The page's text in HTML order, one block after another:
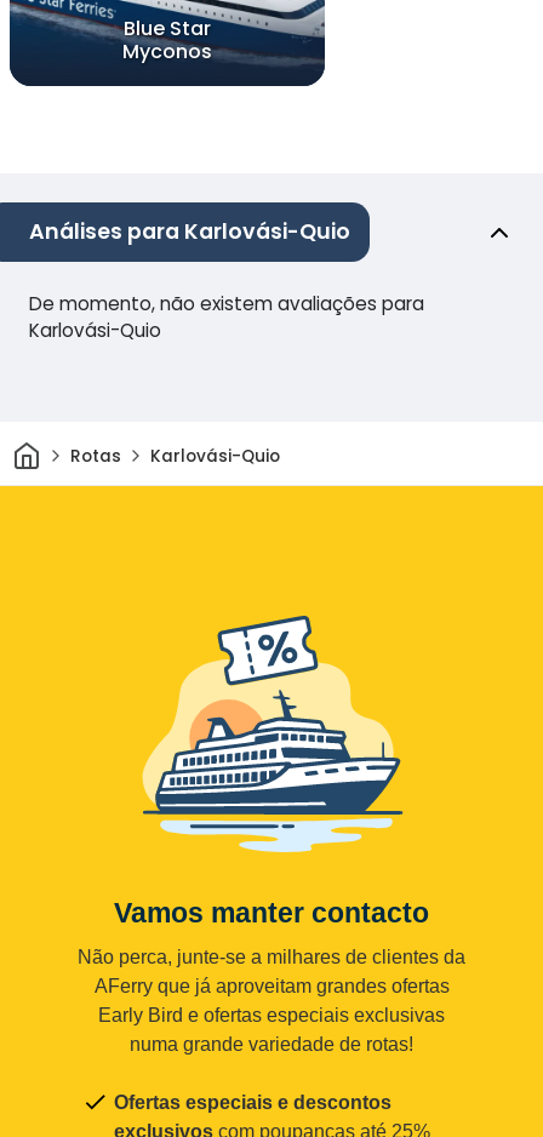
Blue Star
Myconos
Análises para Karlovási-Quio
De momento, não existem avaliações para
Karlovási-Quio
CasaRotas Karlovási-Quio
Vamos manter contacto
Não perca, junte-se a milhares de clientes da
AFerry que já aproveitam grandes ofertas
Early Bird e ofertas especiais exclusivas
numa grande variedade de rotas!
Ofertas especiais e descontos
exclusivos com poupanças até 25%